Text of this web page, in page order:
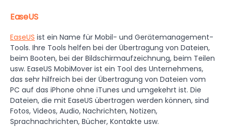
EaseUS
EaseUS ist ein Name für Mobil- und Gerätemanagement-
Tools. Ihre Tools helfen bei der Übertragung von Dateien,
beim Booten, bei der Bildschirmaufzeichnung, beim Teilen
usw. EaseUS MobiMover ist ein Tool des Unternehmens,
das sehr hilfreich bei der Übertragung von Dateien vom
PC auf das iPhone ohne iTunes und umgekehrt ist. Die
Dateien, die mit EaseUS übertragen werden können, sind
Fotos, Videos, Audio, Nachrichten, Notizen,
Sprachnachrichten, Bücher, Kontakte usw.